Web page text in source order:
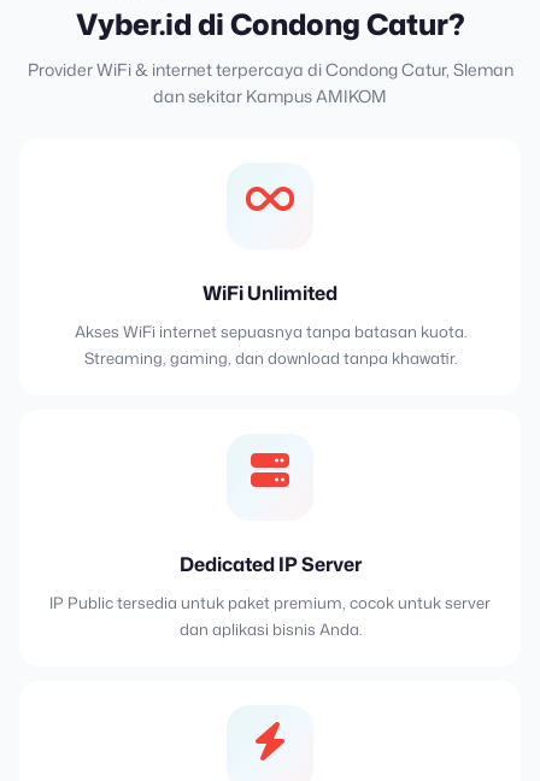
Vyber.id di Condong Catur?
Provider WiFi & internet terpercaya di Condong Catur, Sleman
dan sekitar Kampus AMIKOM
WiFi Unlimited
Akses WiFi internet sepuasnya tanpa batasan kuota.
Streaming, gaming, dan download tanpa khawatir.
Dedicated IP Server
IP Public tersedia untuk paket premium, cocok untuk server
dan aplikasi bisnis Anda.